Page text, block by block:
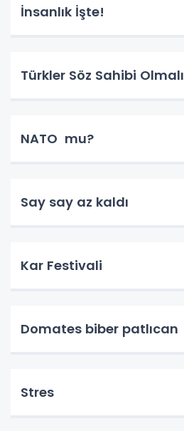
İnsanlık İşte!
Türkler Söz Sahibi Olmalı
NATO mu?
Say say az kaldı
Kar Festivali
Domates biber patlıcan
Stres